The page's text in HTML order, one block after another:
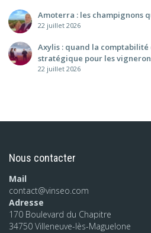
Amoterra : les champignons
22 juillet 2026
Axylis : quand la
stratégique pour les
22 juillet 2026
Nous contacter
Mail
contact@vinseo.com
Adresse
170 Boulevard du Chapitre
34750 Villeneuve-lès-Maguelone